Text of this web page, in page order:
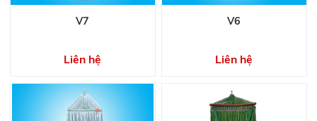
V7
Liên hệ
V6
Liên hệ